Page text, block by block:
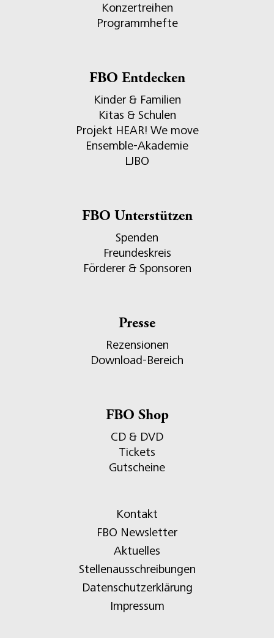
Konzertreihen
Programmhefte
FBO Entdecken
Kinder & Familien
Kitas & Schulen
Projekt HEAR! We move
Ensemble-Akademie
LJBO
FBO Unterstützen
Spenden
Freundeskreis
Förderer & Sponsoren
Presse
Rezensionen
Download-Bereich
FBO Shop
CD & DVD
Tickets
Gutscheine
Kontakt
FBO Newsletter
Aktuelles
Stellenausschreibungen
Datenschutzerklärung
Impressum